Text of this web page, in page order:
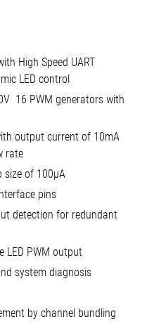
High Speed UART
LED control
16 PWM generators with
output current of 10mA
rate
size of 100µA
pins
detection for redundant
LED PWM output
system diagnosis
by channel bundling